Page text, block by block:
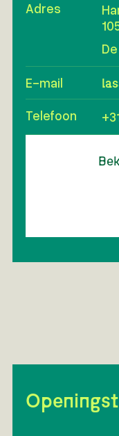
Adres
E-mail
Telefoon